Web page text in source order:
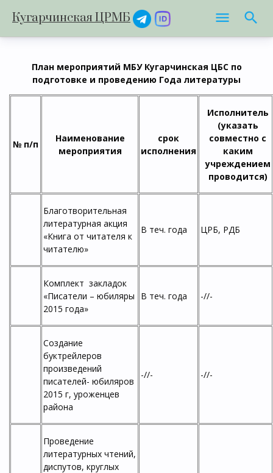
Кугарчинская ЦРМБ
План мероприятий МБУ Кугарчинская ЦБС по
подготовке и проведению Года литературы
№ п/п
Наименование
мероприятия
срок
исполнения
Исполнитель
(указать
совместно с
каким
учреждением
проводится)
Благотворительная
литературная акция
«Книга от читателя к
читателю»
В теч. года ЦРБ, РДБ
Комплект закладок
«Писатели – юбиляры
2015 года»
В теч. года -//-
Создание
буктрейлеров
произведений
писателей- юбиляров
2015 г, уроженцев
района
-//- -//-
Проведение
литературных чтений,
диспутов, круглых